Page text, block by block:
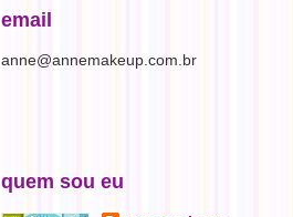
email
anne@annemakeup.com.br
quem sou eu